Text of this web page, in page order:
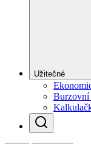
Užitečné
Burzovní